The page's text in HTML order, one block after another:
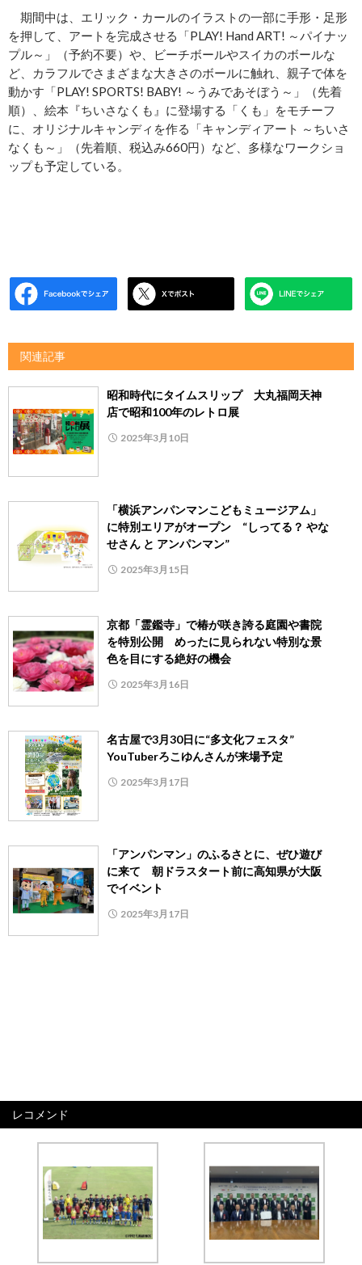
期間中は、エリック・カールのイラストの一部に手形・足形
を押して、アートを完成させる「PLAY! Hand ART! ～パイナッ
プル～」（予約不要）や、ビーチボールやスイカのボールな
ど、カラフルでさまざまな大きさのボールに触れ、親子で体を
動かす「PLAY! SPORTS! BABY! ～うみであそぼう～」（先着
順）、絵本『ちいさなくも』に登場する「くも」をモチーフ
に、オリジナルキャンディを作る「キャンディアート ～ちいさ
なくも～」（先着順、税込み660円）など、多様なワークショ
ップも予定している。
関連記事
昭和時代にタイムスリップ 大丸福岡天神
店で昭和100年のレトロ展
2025年3月10日
「横浜アンパンマンこどもミュージアム」
に特別エリアがオープン “しってる？ やな
せさん と アンパンマン”
2025年3月15日
京都「霊鑑寺」で椿が咲き誇る庭園や書院
を特別公開 めったに見られない特別な景
色を目にする絶好の機会
2025年3月16日
名古屋で3月30日に“多文化フェスタ”
YouTuberろこゆんさんが来場予定
2025年3月17日
「アンパンマン」のふるさとに、ぜひ遊び
に来て 朝ドラスタート前に高知県が大阪
でイベント
2025年3月17日
レコメンド